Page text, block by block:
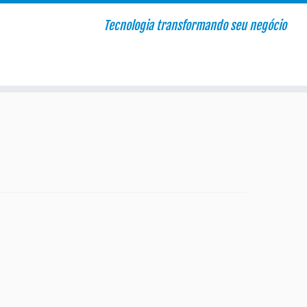
Tecnologia transformando seu negócio